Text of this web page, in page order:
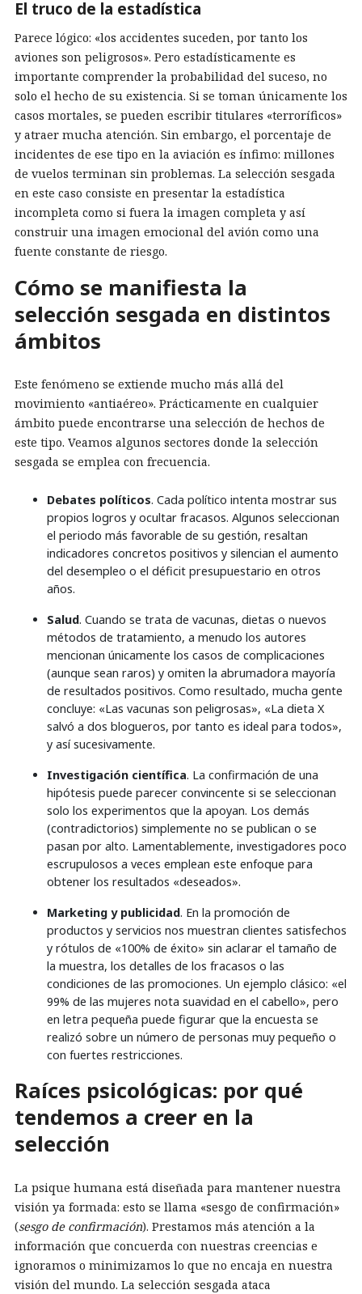
El truco de la estadística
Parece lógico: «los accidentes suceden, por tanto los
aviones son peligrosos». Pero estadísticamente es
importante comprender la probabilidad del suceso, no
solo el hecho de su existencia. Si se toman únicamente los
casos mortales, se pueden escribir titulares «terroríficos»
y atraer mucha atención. Sin embargo, el porcentaje de
incidentes de ese tipo en la aviación es ínfimo: millones
de vuelos terminan sin problemas. La selección sesgada
en este caso consiste en presentar la estadística
incompleta como si fuera la imagen completa y así
construir una imagen emocional del avión como una
fuente constante de riesgo.
Cómo se manifiesta la
selección sesgada en distintos
ámbitos
Este fenómeno se extiende mucho más allá del
movimiento «antiaéreo». Prácticamente en cualquier
ámbito puede encontrarse una selección de hechos de
este tipo. Veamos algunos sectores donde la selección
sesgada se emplea con frecuencia.
Debates políticos. Cada político intenta mostrar sus
propios logros y ocultar fracasos. Algunos seleccionan
el periodo más favorable de su gestión, resaltan
indicadores concretos positivos y silencian el aumento
del desempleo o el déficit presupuestario en otros
años.
Salud. Cuando se trata de vacunas, dietas o nuevos
métodos de tratamiento, a menudo los autores
mencionan únicamente los casos de complicaciones
(aunque sean raros) y omiten la abrumadora mayoría
de resultados positivos. Como resultado, mucha gente
concluye: «Las vacunas son peligrosas», «La dieta X
salvó a dos blogueros, por tanto es ideal para todos»,
y así sucesivamente.
Investigación científica. La confirmación de una
hipótesis puede parecer convincente si se seleccionan
solo los experimentos que la apoyan. Los demás
(contradictorios) simplemente no se publican o se
pasan por alto. Lamentablemente, investigadores poco
escrupulosos a veces emplean este enfoque para
obtener los resultados «deseados».
Marketing y publicidad. En la promoción de
productos y servicios nos muestran clientes satisfechos
y rótulos de «100% de éxito» sin aclarar el tamaño de
la muestra, los detalles de los fracasos o las
condiciones de las promociones. Un ejemplo clásico: «el
99% de las mujeres nota suavidad en el cabello», pero
en letra pequeña puede figurar que la encuesta se
realizó sobre un número de personas muy pequeño o
con fuertes restricciones.
Raíces psicológicas: por qué
tendemos a creer en la
selección
La psique humana está diseñada para mantener nuestra
visión ya formada: esto se llama «sesgo de confirmación»
(sesgo de confirmación). Prestamos más atención a la
información que concuerda con nuestras creencias e
ignoramos o minimizamos lo que no encaja en nuestra
visión del mundo. La selección sesgada ataca